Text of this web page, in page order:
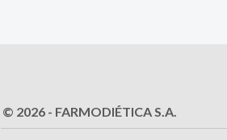
© 2026 - FARMODIÉTICA S.A.